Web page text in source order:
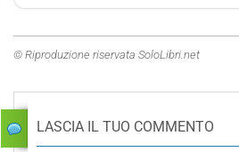
© Riproduzione riservata SoloLibri.net
LASCIA IL TUO COMMENTO